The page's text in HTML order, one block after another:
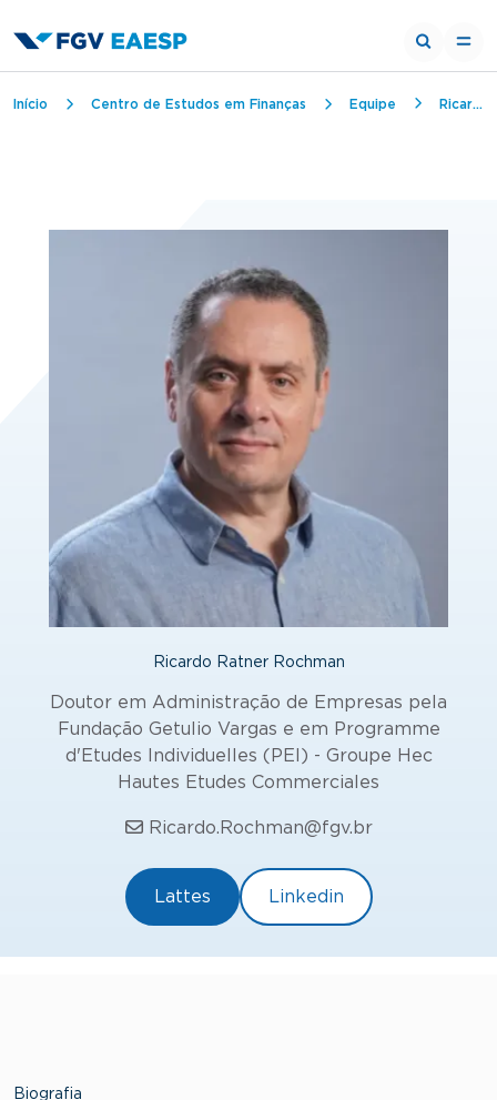
Trilha de navegação
Início Centro de Estudos em Finanças Equipe Ricardo Ratner Rochman
Ricardo Ratner Rochman
Doutor em Administração de Empresas pela
Fundação Getulio Vargas e em Programme
d'Etudes Individuelles (PEI) - Groupe Hec
Hautes Etudes Commerciales
Ricardo.Rochman@fgv.br
Lattes Linkedin
Biografia